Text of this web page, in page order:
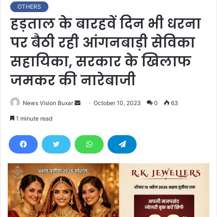
OTHERS
हड़ताल के बारहवें दिन भी धरना
पर बैठी रही आंगनबाड़ी सेविका
सहायिका, सरकार के खिलाफ
जमकर की नारेबाजी
News Vision Buxar
d
e
m
a
i
October 10, 2023 0 63
1 minute read